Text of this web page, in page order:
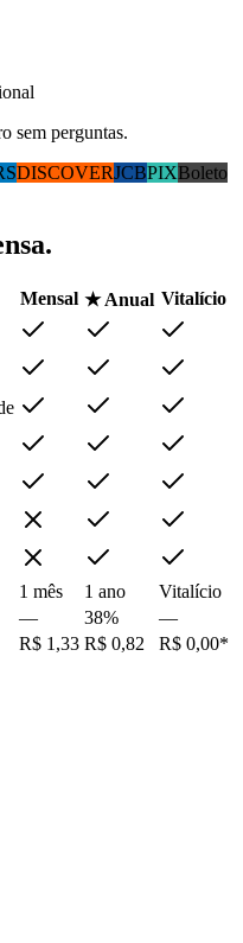
sem perguntas.
DISCOVERJCBPIXBoleto
Mensal ★ Anual Vitalício
1 mês 1 ano
Vitalício
— 38%
—
R$ 1,33 R$ 0,82
R$ 0,00*